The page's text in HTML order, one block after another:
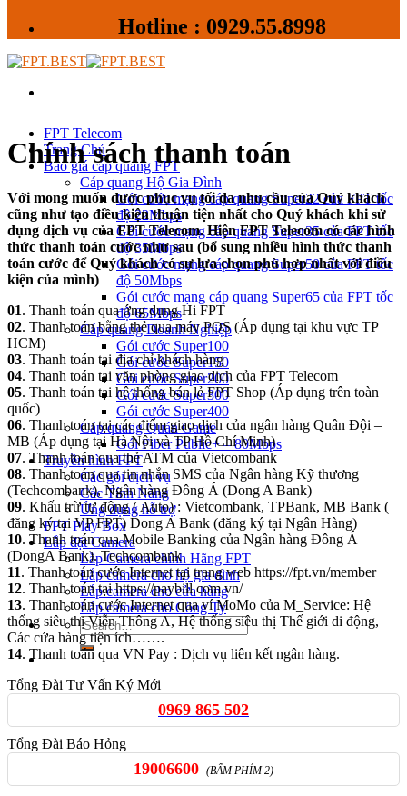
Hotline : 0929.55.8998
FPT Telecom
Trang Chủ
Báo giá cáp quang FPT
Cáp quang Hộ Gia Đình
Gói cước mạng cáp quang Super22 của FPT tốc
độ 22Mbps
Gói cước mạng cáp quang Super35 của FPT tốc
độ 35Mbps
Gói cước mạng cáp quang Super50 của FPT tốc
độ 50Mbps
Gói cước mạng cáp quang Super65 của FPT tốc
độ 65Mbps
Cáp quang Doanh Nghiệp
Gói cước Super100
Gói cước Super150
Gói cước Super200
Gói cước Super300
Gói cước Super400
Cáp quang Quán Game
Gói Fiber Public+ – 80Mbps
Truyền hình FPT
Các gói dịch vụ
Các Tính Năng
Ứng dụng hỗ trợ
FPT Play Box
Lắp đặt Camera
Lắp Camera chính Hãng FPT
Lắp camera cho hộ gia đình
Lắp camera cho cửa hàng
Lắp camera cho Công Ty
Chính sách thanh toán
Với mong muốn được phục vụ tối đa nhu cầu của Quý khách
cũng như tạo điều kiện thuận tiện nhất cho Quý khách khi sử
dụng dịch vụ của FPT Telecom. Hiện FPT Telecom có các hình
thức thanh toán cước như sau (bổ sung nhiều hình thức thanh
toán cước để Quý khách có sự lựa chọn phù hợp nhất với điều
kiện của mình)
01. Thanh toán qua ứng dụng Hi FPT
02. Thanh toán bằng thẻ qua máy POS (Áp dụng tại khu vực TP
HCM)
03. Thanh toán tại địa chỉ khách hàng
04. Thanh toán tại văn phòng giao dịch của FPT Telecom
05. Thanh toán tại hệ thống bán lẻ FPT Shop (Áp dụng trên toàn
quốc)
06. Thanh toán tại các điểm giao dịch của ngân hàng Quân Đội –
MB (Áp dụng tại Hà Nội và TP Hồ Chí Minh)
07. Thanh toán qua thẻ ATM của Vietcombank
08. Thanh toán qua tin nhắn SMS của Ngân hàng Kỹ thương
(Techcombank), Ngân hàng Đông Á (Dong A Bank)
09. Khấu trừ tự động ( Auto) : Vietcombank, TPBank, MB Bank (
đăng ký tại VP FPT) Dong A Bank (đăng ký tại Ngân Hàng)
10. Thanh toán qua Mobile Banking của Ngân hàng Ðông Á
(DongA Bank). Techcombank
11. Thanh toán cước Internet tại trang web https://fpt.vn/member
12. Thanh toán tại https://paybill.com.vn/
13. Thanh toán cước Internet qua ví MoMo của M_Service: Hệ
thống siêu thị Viễn Thông A, Hệ thống siêu thị Thế giới di động,
Các cửa hàng tiện ích…….
14. Thanh toán qua VN Pay : Dịch vụ liên kết ngân hàng.
Tổng Đài Tư Vấn Ký Mới
0969 865 502
Tổng Đài Báo Hỏng
19006600 (BẤM PHÍM 2)